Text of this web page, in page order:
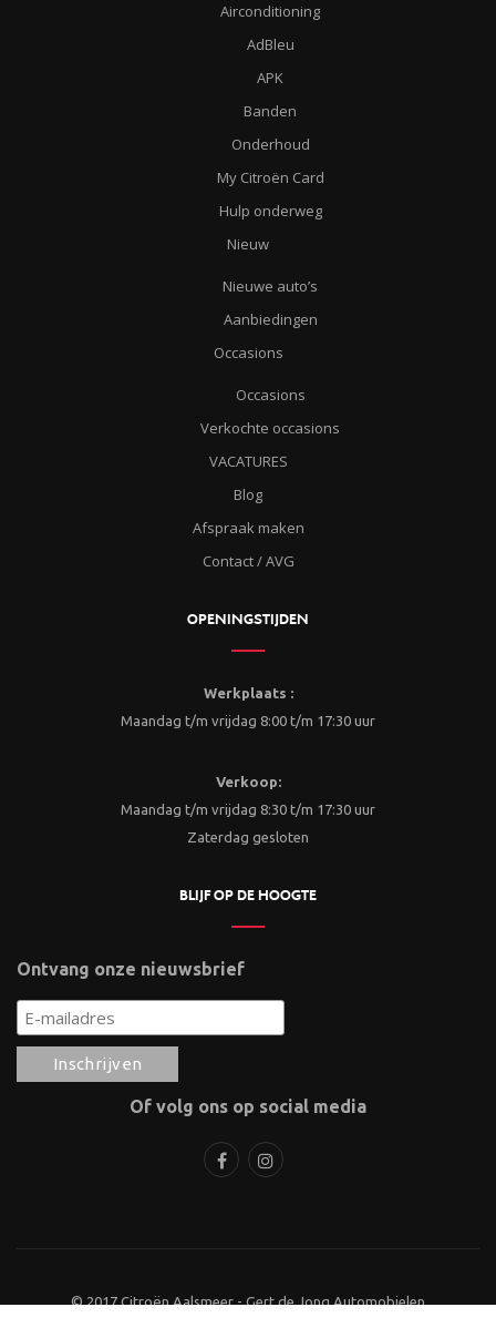
Airconditioning
AdBleu
APK
Banden
Onderhoud
My Citroën Card
Hulp onderweg
Nieuw
Nieuwe auto’s
Aanbiedingen
Occasions
Occasions
Verkochte occasions
VACATURES
Blog
Afspraak maken
Contact / AVG
OPENINGSTIJDEN
Werkplaats :
Maandag t/m vrijdag 8:00 t/m 17:30 uur
Verkoop:
Maandag t/m vrijdag 8:30 t/m 17:30 uur
Zaterdag gesloten
BLIJF OP DE HOOGTE
Ontvang onze nieuwsbrief
Of volg ons op social media
© 2017 Citroën Aalsmeer - Gert de Jong Automobielen